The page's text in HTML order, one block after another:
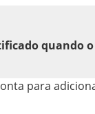
quando
para